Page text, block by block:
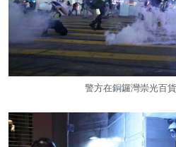
警方在銅鑼灣崇光百